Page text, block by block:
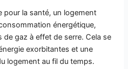
pour la santé, un logement
énergétique,
gaz à effet de serre. Cela se
exorbitantes et une
logement au fil du temps.